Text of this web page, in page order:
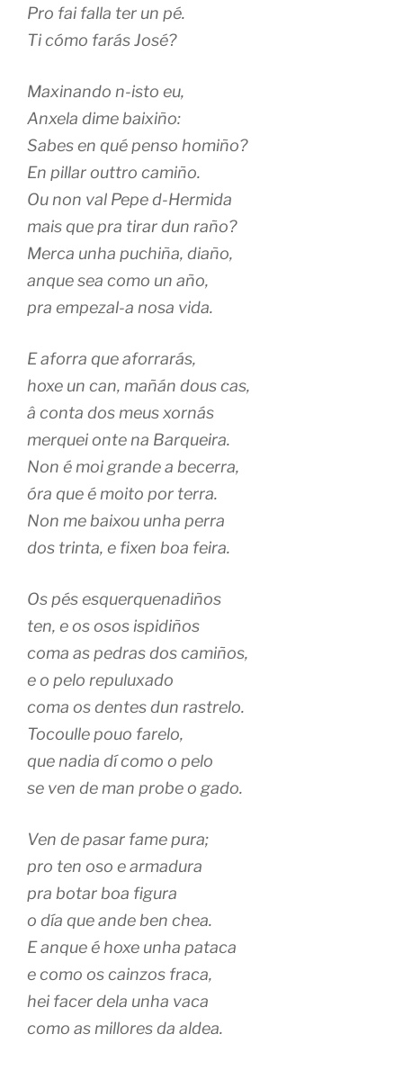
Pro fai falla ter un pé.
Ti cómo farás José?
Maxinando n-isto eu,
Anxela dime baixiño:
Sabes en qué penso homiño?
En pillar outtro camiño.
Ou non val Pepe d-Hermida
mais que pra tirar dun raño?
Merca unha puchiña, diaño,
anque sea como un año,
pra empezal-a nosa vida.
E aforra que aforrarás,
hoxe un can, mañán dous cas,
â conta dos meus xornás
merquei onte na Barqueira.
Non é moi grande a becerra,
óra que é moito por terra.
Non me baixou unha perra
dos trinta, e fixen boa feira.
Os pés esquerquenadiños
ten, e os osos ispidiños
coma as pedras dos camiños,
e o pelo repuluxado
coma os dentes dun rastrelo.
Tocoulle pouo farelo,
que nadia dí como o pelo
se ven de man probe o gado.
Ven de pasar fame pura;
pro ten oso e armadura
pra botar boa figura
o día que ande ben chea.
E anque é hoxe unha pataca
e como os cainzos fraca,
hei facer dela unha vaca
como as millores da aldea.